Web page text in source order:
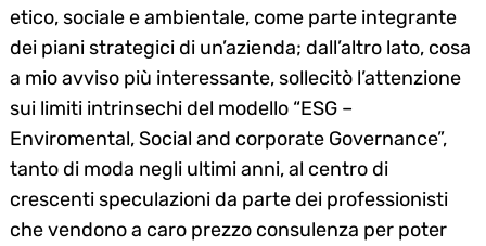
etico, sociale e ambientale, come parte integrante
dei piani strategici di un’azienda; dall’altro lato, cosa
a mio avviso più interessante, sollecitò l’attenzione
sui limiti intrinsechi del modello “ESG –
Enviromental, Social and corporate Governance”,
tanto di moda negli ultimi anni, al centro di
crescenti speculazioni da parte dei professionisti
che vendono a caro prezzo consulenza per poter